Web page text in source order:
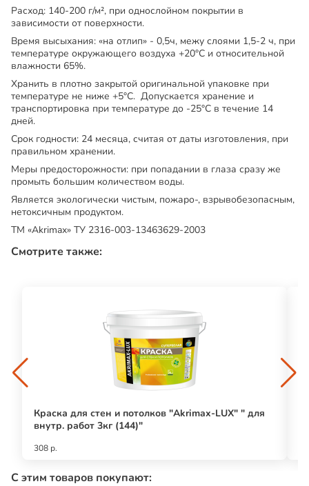
Расход: 140-200 г/м², при однослойном покрытии в
зависимости от поверхности.
Время высыхания: «на отлип» - 0,5ч, межу слоями 1,5-2 ч, при
температуре окружающего воздуха +20°С и относительной
влажности 65%.
Хранить в плотно закрытой оригинальной упаковке при
температуре не ниже +5°С. Допускается хранение и
транспортировка при температуре до -25°С в течение 14
дней.
Срок годности: 24 месяца, считая от даты изготовления, при
правильном хранении.
Меры предосторожности: при попадании в глаза сразу же
промыть большим количеством воды.
Является экологически чистым, пожаро-, взрывобезопасным,
нетоксичным продуктом.
ТМ «Akrimax» ТУ 2316-003-13463629-2003
Смотрите также:
Краска для стен и потолков "Akrimax-LUX" " для
внутр. работ 3кг (144)"
308 р.
С этим товаров покупают: